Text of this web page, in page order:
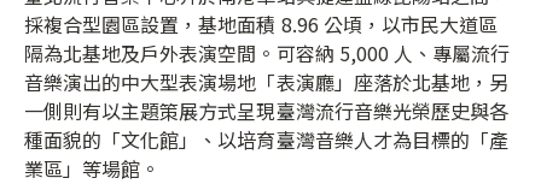
採複合型園區設置，基地面積 8.96 公頃，以市民大道區
隔為北基地及戶外表演空間。可容納 5,000 人、專屬流行
音樂演出的中大型表演場地「表演廳」座落於北基地，另
一側則有以主題策展方式呈現臺灣流行音樂光榮歷史與各
種面貌的「文化館」、以培育臺灣音樂人才為目標的「產
業區」等場館。